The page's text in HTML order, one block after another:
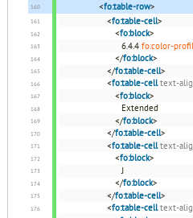
<fo:table-row>
<fo:table-cell>
<fo:block>
6.4.4 fo:color-
</fo:block>
</fo:table-cell>
<fo:table-cell text-
<fo:block>
Extended
</fo:block>
</fo:table-cell>
<fo:table-cell text-
<fo:block>
J
</fo:block>
</fo:table-cell>
<fo:table-cell text-